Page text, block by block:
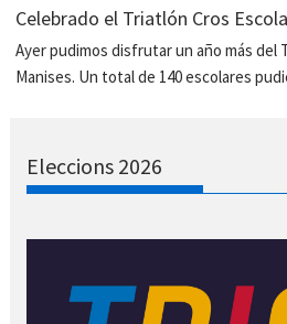
Celebrado el Triatlón Cros
Ayer pudimos disfrutar un año más del
Manises. Un total de 140 escolares
Eleccions 2026